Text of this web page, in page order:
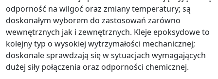
odporność na wilgoć oraz zmiany temperatury; są
doskonałym wyborem do zastosowań zarówno
wewnętrznych jak i zewnętrznych. Kleje epoksydowe to
kolejny typ o wysokiej wytrzymałości mechanicznej;
doskonale sprawdzają się w sytuacjach wymagających
dużej siły połączenia oraz odporności chemicznej.